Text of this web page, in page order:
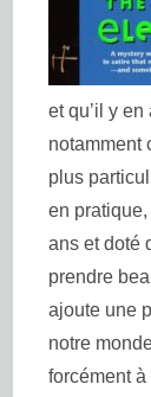
et qu’il y
notamment
plus
en
ans et doté
prendre
ajoute une
notre
forcément